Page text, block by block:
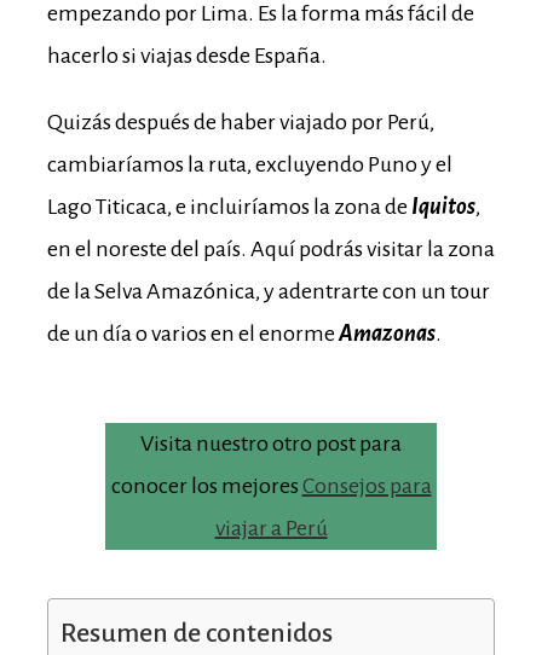
empezando por Lima. Es la forma más fácil de
hacerlo si viajas desde España.
Quizás después de haber viajado por Perú,
cambiaríamos la ruta, excluyendo Puno y el
Lago Titicaca, e incluiríamos la zona de Iquitos,
en el noreste del país. Aquí podrás visitar la zona
de la Selva Amazónica, y adentrarte con un tour
de un día o varios en el enormeAmazonas.
Visita nuestro otro post para
conocer los mejores Consejos para
viajar a Perú
Resumen de contenidos